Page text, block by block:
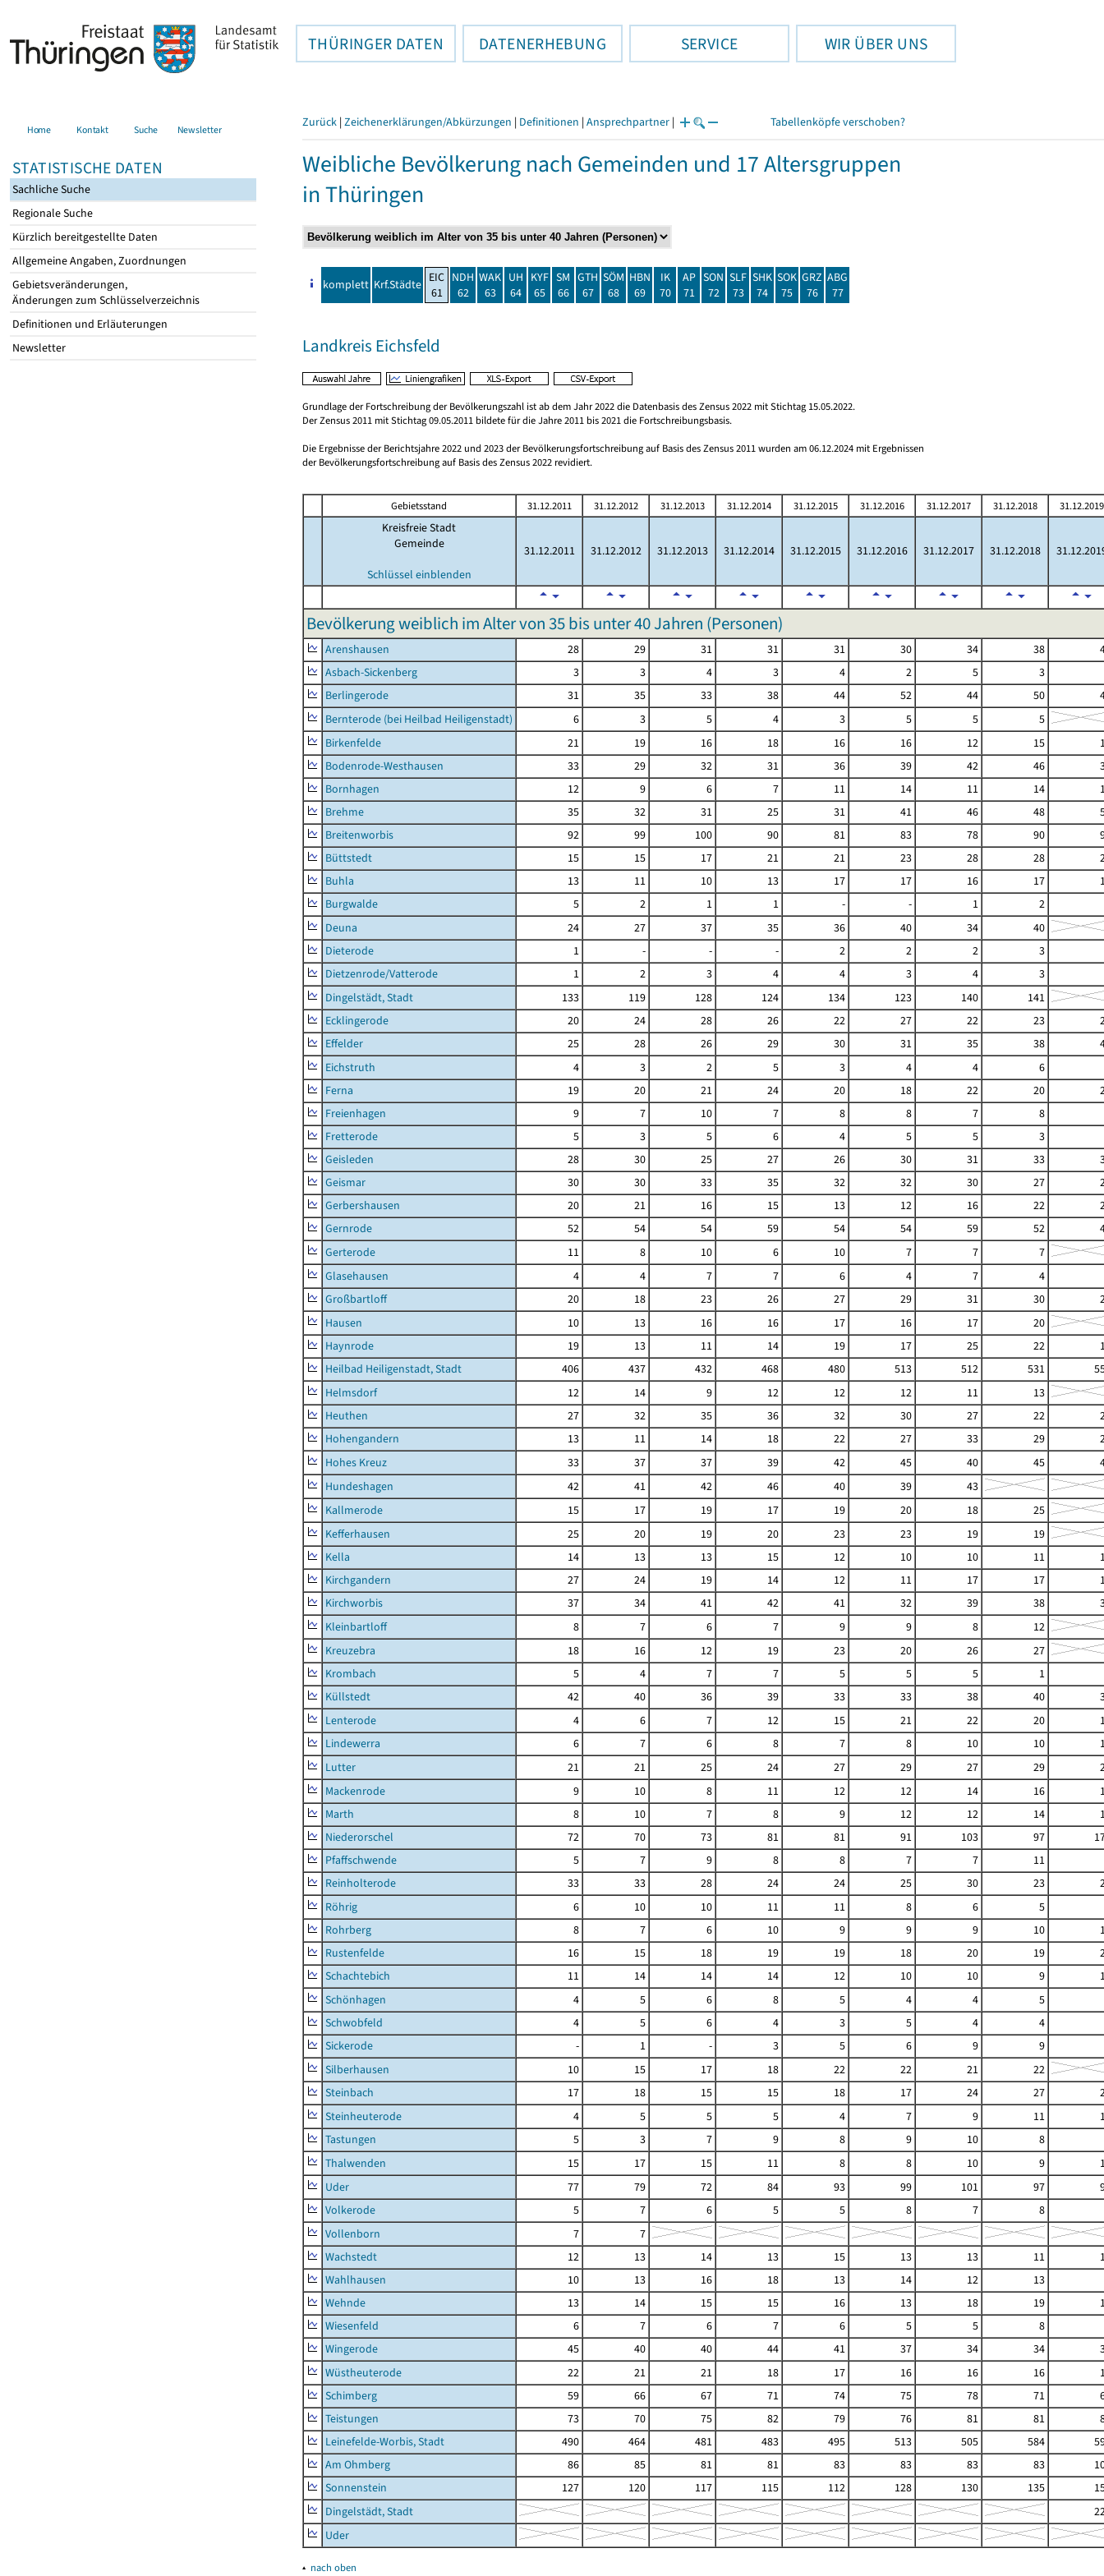
THÜRINGER DATEN DATENERHEBUNG SERVICE WIR ÜBER UNS
Home Kontakt Suche Newsletter
STATISTISCHE DATEN
Sachliche Suche
Regionale Suche
Kürzlich bereitgestellte Daten
Allgemeine Angaben, Zuordnungen
Gebietsveränderungen,
Änderungen zum Schlüsselverzeichnis
Definitionen und Erläuterungen
Newsletter
Zurück | Zeichenerklärungen/Abkürzungen | Definitionen | Ansprechpartner | Tabellenköpfe verschoben?
Weibliche Bevölkerung nach Gemeinden und 17 Altersgruppen
in Thüringen
komplett Krf.Städte EIC
61
NDH
62
WAK
63
UH
64
KYF
65
SM
66
GTH
67
SÖM
68
HBN
69
IK
70
AP
71
SON
72
SLF
73
SHK
74
SOK
75
GRZ
76
ABG
77
Landkreis Eichsfeld
Grundlage der Fortschreibung der Bevölkerungszahl ist ab dem Jahr 2022 die Datenbasis des Zensus 2022 mit Stichtag 15.05.2022.
Der Zensus 2011 mit Stichtag 09.05.2011 bildete für die Jahre 2011 bis 2021 die Fortschreibungsbasis.
Die Ergebnisse der Berichtsjahre 2022 und 2023 der Bevölkerungsfortschreibung auf Basis des Zensus 2011 wurden am 06.12.2024 mit Ergebnissen
der Bevölkerungsfortschreibung auf Basis des Zensus 2022 revidiert.
Gebietsstand 31.12.2011 31.12.2012 31.12.2013 31.12.2014 31.12.2015 31.12.2016 31.12.2017 31.12.2018 31.12.2019
Kreisfreie Stadt
Gemeinde
Schlüssel einblenden
31.12.2011 31.12.2012 31.12.2013 31.12.2014 31.12.2015 31.12.2016 31.12.2017 31.12.2018
Bevölkerung weiblich im Alter von 35 bis unter 40 Jahren (Personen)
Arenshausen 28 29 31 31 31 30 34 38
Asbach-Sickenberg
3 3 4 3 4 2 5
3
Berlingerode
31 35 33 38 44 52 44 50
Bernterode (bei Heilbad Heiligenstadt)
6 3 5 4 3 5 5
5
Birkenfelde
21 19 16 18 16 16 12 15
Bodenrode-Westhausen
33 29 32 31 36 39 42 46
Bornhagen
12 9 6 7 11 14 11 14
Brehme
35 32 31 25 31 41 46 48
Breitenworbis
92 99 100 90 81 83 78 90
Büttstedt
15 15 17 21 21 23 28 28
Buhla
13 11 10 13 17 17 16 17
Burgwalde
5 2 1 1 - - 1
2
Deuna
24 27 37 35 36 40 34
40
Dieterode
1 - - - 2 2 2
3
Dietzenrode/Vatterode
1 2 3 4 4 3 4
3
Dingelstädt, Stadt
133 119 128 124 134 123 140
141
Ecklingerode
20 24 28 26 22 27 22 23
Effelder
25 28 26 29 30 31 35 38
Eichstruth
4 3 2 5 3 4 4
6
Ferna
19 20 21 24 20 18 22 20
Freienhagen
9 7 10 7 8 8 7
8
Fretterode
5 3 5 6 4 5 5
3
Geisleden
28 30 25 27 26 30 31 33
Geismar
30 30 33 35 32 32 30 27
Gerbershausen
20 21 16 15 13 12 16 22
Gernrode
52 54 54 59 54 54 59 52
Gerterode
11 8 10 6 10 7 7
7
Glasehausen
4 4 7 7 6 4 7
4
Großbartloff
20 18 23 26 27 29 31 30
Hausen
10 13 16 16 17 16 17
20
Haynrode
19 13 11 14 19 17 25 22
Heilbad Heiligenstadt, Stadt
406 437 432 468 480 513 512 531
Helmsdorf
12 14 9 12 12 12 11
13
Heuthen
27 32 35 36 32 30 27 22
Hohengandern
13 11 14 18 22 27 33 29
Hohes Kreuz
33 37 37 39 42 45 40 45
Hundeshagen
42 41 42 46 40 39
43
Kallmerode
15 17 19 17 19 20 18
25
Kefferhausen
25 20 19 20 23 23 19
19
Kella
14 13 13 15 12 10 10 11
Kirchgandern
27 24 19 14 12 11 17 17
Kirchworbis
37 34 41 42 41 32 39 38
Kleinbartloff
8 7 6 7 9 9 8
12
Kreuzebra
18 16 12 19 23 20 26
27
Krombach
5 4 7 7 5 5 5
1
Küllstedt
42 40 36 39 33 33 38 40
Lenterode
4 6 7 12 15 21 22 20
Lindewerra
6 7 6 8 7 8 10 10
Lutter
21 21 25 24 27 29 27 29
Mackenrode
9 10 8 11 12 12 14 16
Marth
8 10 7 8 9 12 12 14
Niederorschel
72 70 73 81 81 91 103 97
Pfaffschwende
5 7 9 8 8 7 7
11
Reinholterode
33 33 28 24 24 25 30 23
Röhrig
6 10 10 11 11 8 6
5
Rohrberg
8 7 6 10 9 9 9 10
Rustenfelde
16 15 18 19 19 18 20 19
Schachtebich
11 14 14 14 12 10 10 9
Schönhagen
4 5 6 8 5 4 4
5
Schwobfeld
4 5 6 4 3 5 4
4
Sickerode
- 1 - 3 5 6 9
9
Silberhausen
10 15 17 18 22 22 21
22
Steinbach
17 18 15 15 18 17 24 27
Steinheuterode
4 5 5 5 4 7 9 11
Tastungen
5 3 7 9 8 9 10
8
Thalwenden
15 17 15 11 8 8 10 9
Uder
77 79 72 84 93 99 101 97
Volkerode
5 7 6 5 5 8 7
8
Vollenborn
7
7
Wachstedt
12 13 14 13 15 13 13 11
Wahlhausen
10 13 16 18 13 14 12
13
Wehnde
13 14 15 15 16 13 18 19
Wiesenfeld
6 7 6 7 6 5 5
8
Wingerode
45 40 40 44 41 37 34 34
Wüstheuterode
22 21 21 18 17 16 16 16
Schimberg
59 66 67 71 74 75 78 71
Teistungen
73 70 75 82 79 76 81 81
Leinefelde-Worbis, Stadt
490 464 481 483 495 513 505 584
Am Ohmberg
86 85 81 81 83 83 83 83
Sonnenstein
127 120 117 115 112 128 130 135
Dingelstädt, Stadt
Uder
▴ nach oben